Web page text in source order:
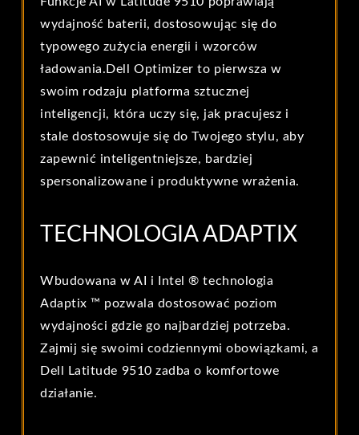
wydajność baterii, dostosowując się do
typowego zużycia energii i wzorców
ładowania.Dell Optimizer to pierwsza w
swoim rodzaju platforma sztucznej
inteligencji, która uczy się, jak pracujesz i
stale dostosowuje się do Twojego stylu, aby
zapewnić inteligentniejsze, bardziej
spersonalizowane i produktywne wrażenia.
TECHNOLOGIA ADAPTIX
Wbudowana w AI i Intel ® technologia
Adaptix ™ pozwala dostosować poziom
wydajności gdzie go najbardziej potrzeba.
Zajmij się swoimi codziennymi obowiązkami, a
Dell Latitude 9510 zadba o komfortowe
działanie.